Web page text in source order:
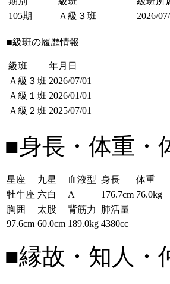
105期
Ａ級３班 2026/
■級班の履歴情報
級班
年月日
Ａ級３班 2026/07/01
Ａ級１班 2026/01/01
Ａ級２班 2025/07/01
■身長・体重・
星座 九星 血液型 身長
体重
牡牛座 六白 A 176.7cm 76.0kg
胸囲
太股 背筋力
肺活量
97.6cm 60.0cm 189.0kg 4380cc
■縁故・知人・